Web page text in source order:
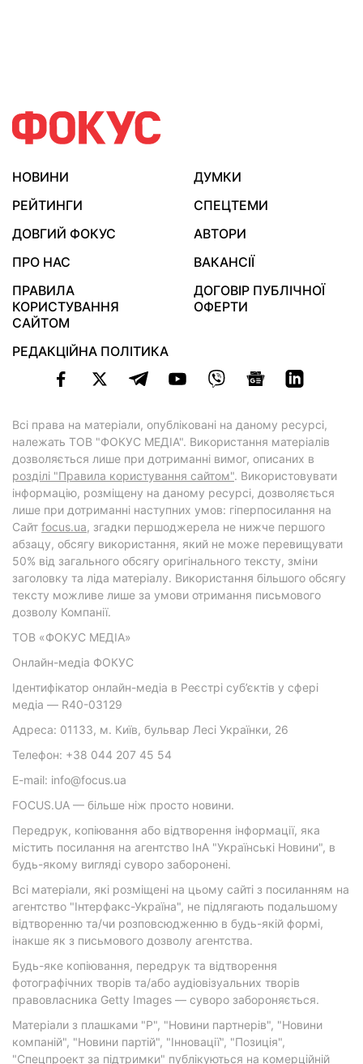
НОВИНИ
ДУМКИ
РЕЙТИНГИ
СПЕЦТЕМИ
ДОВГИЙ ФОКУС
АВТОРИ
ПРО НАС
ВАКАНСІЇ
ПРАВИЛА
КОРИСТУВАННЯ
САЙТОМ
ДОГОВІР ПУБЛІЧНОЇ
ОФЕРТИ
РЕДАКЦІЙНА ПОЛІТИКА
Всі права на матеріали, опубліковані на даному ресурсі,
належать ТОВ "ФОКУС МЕДІА". Використання матеріалів
дозволяється лише при дотриманні вимог, описаних в
розділі "Правила користування сайтом". Використовувати
інформацію, розміщену на даному ресурсі, дозволяється
лише при дотриманні наступних умов: гіперпосилання на
Cайт focus.ua, згадки першоджерела не нижче першого
абзацу, обсягу використання, який не може перевищувати
50% від загального обсягу оригінального тексту, зміни
заголовку та ліда матеріалу. Використання більшого обсягу
тексту можливе лише за умови отримання письмового
дозволу Компанії.
ТОВ «ФОКУС МЕДІА»
Онлайн-медіа ФОКУС
Ідентифікатор онлайн-медіа в Реєстрі суб’єктів у сфері
медіа — R40-03129
Адреса: 01133, м. Київ, бульвар Лесі Українки, 26
Телефон: +38 044 207 45 54
E-mail: info@focus.ua
FOCUS.UA — більше ніж просто новини.
Передрук, копіювання або відтворення інформації, яка
містить посилання на агентство ІнА "Українські Новини", в
будь-якому вигляді суворо заборонені.
Всі матеріали, які розміщені на цьому сайті з посиланням на
агентство "Інтерфакс-Україна", не підлягають подальшому
відтворенню та/чи розповсюдженню в будь-якій формі,
інакше як з письмового дозволу агентства.
Будь-яке копіювання, передрук та відтворення
фотографічних творів та/або аудіовізуальних творів
правовласника Getty Images — суворо забороняється.
Матеріали з плашками "Р", "Новини партнерів", "Новини
компаній", "Новини партій", "Інновації", "Позиція",
"Спецпроект за підтримки" публікуються на комерційній